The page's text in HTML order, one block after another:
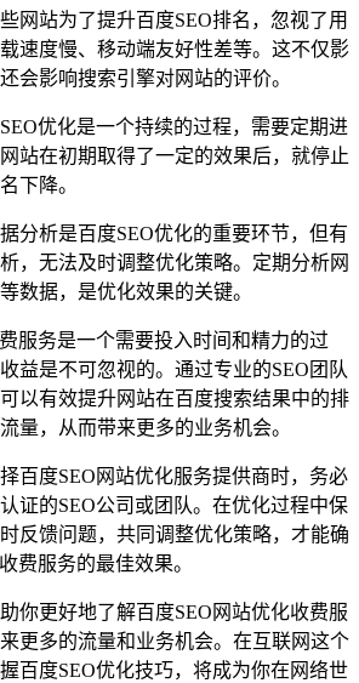
网站为了提升百度SEO排名，忽视了用
速度慢、移动端友好性差等。这不仅影
会影响搜索引擎对网站的评价。
优化是一个持续的过程，需要定期进
站在初期取得了一定的效果后，就停止
下降。
分析是百度SEO优化的重要环节，但有
，无法及时调整优化策略。定期分析网
数据，是优化效果的关键。
服务是一个需要投入时间和精力的过
益是不可忽视的。通过专业的SEO团队
以有效提升网站在百度搜索结果中的排
量，从而带来更多的业务机会。
百度SEO网站优化服务提供商时，务必
证的SEO公司或团队。在优化过程中保
反馈问题，共同调整优化策略，才能确
费服务的最佳效果。
你更好地了解百度SEO网站优化收费服
更多的流量和业务机会。在互联网这个
百度SEO优化技巧，将成为你在网络世